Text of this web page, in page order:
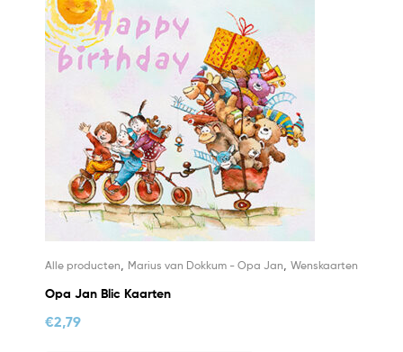
Alle producten, Marius van Dokkum - Opa Jan, Wenskaarten
Opa Jan Blic Kaarten
€2,79